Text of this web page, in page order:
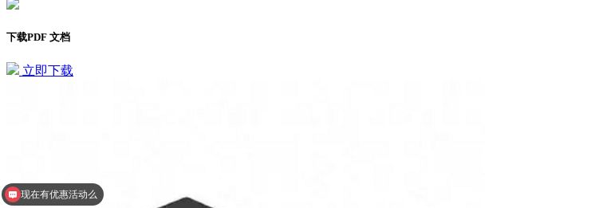
下载PDF 文档
立即下载
现在有优惠活动么